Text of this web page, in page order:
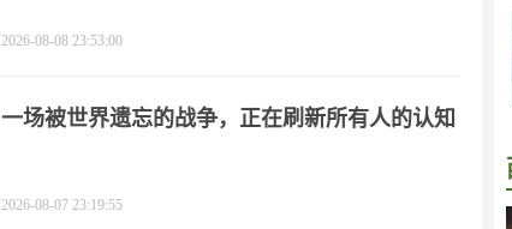
2026-08-08 23:53:00
一场被世界遗忘的战争，正在刷新所有人的认知
2026-08-07 23:19:55